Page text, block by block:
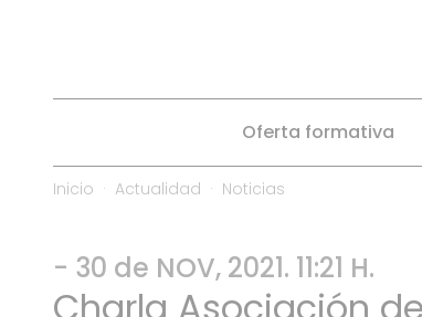
Oferta formativa
Inicio Actualidad Noticias
- 30 de NOV, 2021. 11:21 H.